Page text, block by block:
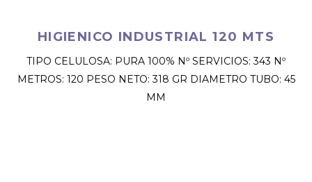
HIGIENICO INDUSTRIAL 120 MTS
TIPO CELULOSA: PURA 100% Nº SERVICIOS: 343 Nº
METROS: 120 PESO NETO: 318 GR DIAMETRO TUBO: 45
MM